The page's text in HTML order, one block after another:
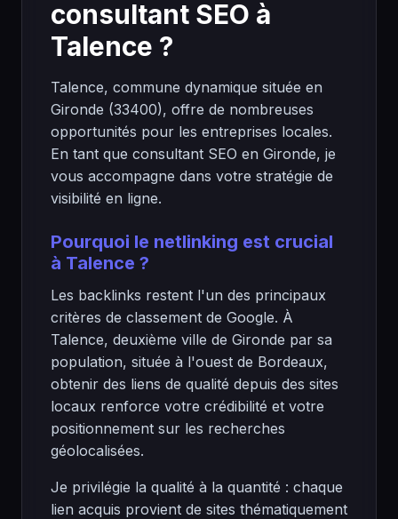
consultant SEO à
Talence ?
Talence, commune dynamique située en
Gironde (33400), offre de nombreuses
opportunités pour les entreprises locales.
En tant que consultant SEO en Gironde, je
vous accompagne dans votre stratégie de
visibilité en ligne.
Pourquoi le netlinking est crucial
à Talence ?
Les backlinks restent l'un des principaux
critères de classement de Google. À
Talence, deuxième ville de Gironde par sa
population, située à l'ouest de Bordeaux,
obtenir des liens de qualité depuis des sites
locaux renforce votre crédibilité et votre
positionnement sur les recherches
géolocalisées.
Je privilégie la qualité à la quantité : chaque
lien acquis provient de sites thématiquement